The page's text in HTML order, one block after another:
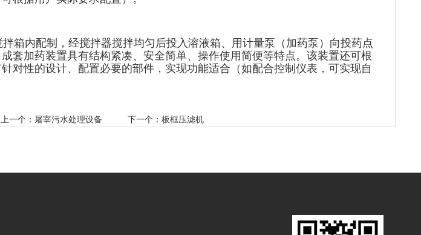
箱内配制，经搅拌器搅拌均匀后投入溶液箱、用计量泵（加药泵）向投药点
套加药装置具有结构紧凑、安全简单、操作使用简便等特点。该装置还可根
对性的设计、配置必要的部件，实现功能适合（如配合控制仪表，可实现自
上一个： 屠宰污水处理设备 下一个： 板框压滤机